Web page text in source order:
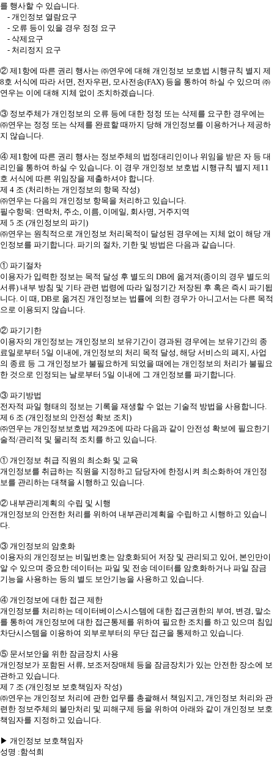
를 행사할 수 있습니다.
- 개인정보 열람요구
- 오류 등이 있을 경우 정정 요구
- 삭제요구
- 처리정지 요구
② 제1항에 따른 권리 행사는 ㈜연우에 대해 개인정보 보호법 시행규칙 별지 제
8호 서식에 따라 서면, 전자우편, 모사전송(FAX) 등을 통하여 하실 수 있으며 ㈜
연우는 이에 대해 지체 없이 조치하겠습니다.
③ 정보주체가 개인정보의 오류 등에 대한 정정 또는 삭제를 요구한 경우에는
㈜연우는 정정 또는 삭제를 완료할 때까지 당해 개인정보를 이용하거나 제공하
지 않습니다.
④ 제1항에 따른 권리 행사는 정보주체의 법정대리인이나 위임을 받은 자 등 대
리인을 통하여 하실 수 있습니다. 이 경우 개인정보 보호법 시행규칙 별지 제11
호 서식에 따른 위임장을 제출하셔야 합니다.
제 4 조 (처리하는 개인정보의 항목 작성)
㈜연우는 다음의 개인정보 항목을 처리하고 있습니다.
필수항목: 연락처, 주소, 이름, 이메일, 회사명, 거주지역
제 5 조 (개인정보의 파기)
㈜연우는 원칙적으로 개인정보 처리목적이 달성된 경우에는 지체 없이 해당 개
인정보를 파기합니다. 파기의 절차, 기한 및 방법은 다음과 같습니다.
① 파기절차
이용자가 입력한 정보는 목적 달성 후 별도의 DB에 옮겨져(종이의 경우 별도의
서류) 내부 방침 및 기타 관련 법령에 따라 일정기간 저장된 후 혹은 즉시 파기됩
니다. 이 때, DB로 옮겨진 개인정보는 법률에 의한 경우가 아니고서는 다른 목적
으로 이용되지 않습니다.
② 파기기한
이용자의 개인정보는 개인정보의 보유기간이 경과된 경우에는 보유기간의 종
료일로부터 5일 이내에, 개인정보의 처리 목적 달성, 해당 서비스의 폐지, 사업
의 종료 등 그 개인정보가 불필요하게 되었을 때에는 개인정보의 처리가 불필요
한 것으로 인정되는 날로부터 5일 이내에 그 개인정보를 파기합니다.
③ 파기방법
전자적 파일 형태의 정보는 기록을 재생할 수 없는 기술적 방법을 사용합니다.
제 6 조 (개인정보의 안전성 확보 조치)
㈜연우는 개인정보보호법 제29조에 따라 다음과 같이 안전성 확보에 필요한기
술적/관리적 및 물리적 조치를 하고 있습니다.
① 개인정보 취급 직원의 최소화 및 교육
개인정보를 취급하는 직원을 지정하고 담당자에 한정시켜 최소화하여 개인정
보를 관리하는 대책을 시행하고 있습니다.
② 내부관리계획의 수립 및 시행
개인정보의 안전한 처리를 위하여 내부관리계획을 수립하고 시행하고 있습니
다.
③ 개인정보의 암호화
이용자의 개인정보는 비밀번호는 암호화되어 저장 및 관리되고 있어, 본인만이
알 수 있으며 중요한 데이터는 파일 및 전송 데이터를 암호화하거나 파일 잠금
기능을 사용하는 등의 별도 보안기능을 사용하고 있습니다.
④ 개인정보에 대한 접근 제한
개인정보를 처리하는 데이터베이스시스템에 대한 접근권한의 부여, 변경, 말소
를 통하여 개인정보에 대한 접근통제를 위하여 필요한 조치를 하고 있으며 침입
차단시스템을 이용하여 외부로부터의 무단 접근을 통제하고 있습니다.
⑤ 문서보안을 위한 잠금장치 사용
개인정보가 포함된 서류, 보조저장매체 등을 잠금장치가 있는 안전한 장소에 보
관하고 있습니다.
제 7 조 (개인정보 보호책임자 작성)
㈜연우는 개인정보 처리에 관한 업무를 총괄해서 책임지고, 개인정보 처리와 관
련한 정보주체의 불만처리 및 피해구제 등을 위하여 아래와 같이 개인정보 보호
책임자를 지정하고 있습니다.
▶ 개인정보 보호책임자
성명 :함석희